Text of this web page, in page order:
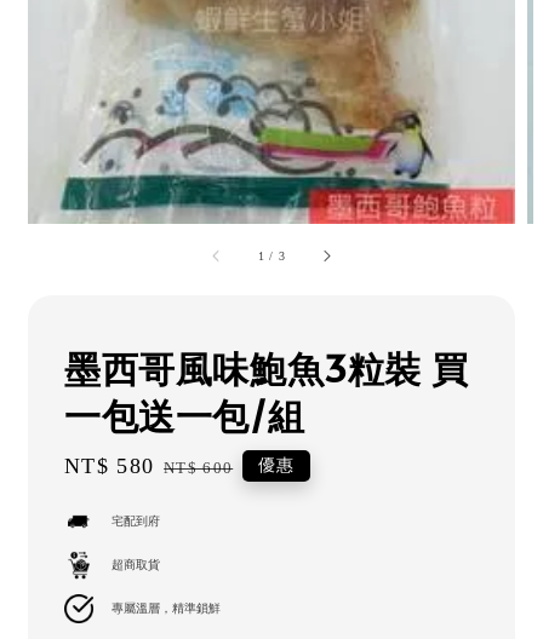
1 / 3
墨西哥風味鮑魚3粒裝 買
一包送一包/組
Sale
NT$ 580 Regular
NT$ 600 優惠
宅配到府
超商取貨
專屬溫層，精準鎖鮮